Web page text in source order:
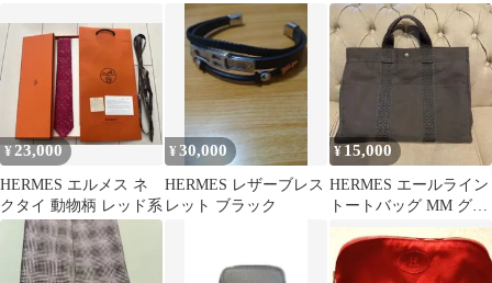
¥23,000
HERMES エルメス ネ
クタイ 動物柄 レッド系
¥30,000
HERMES レザーブレス
レット ブラック
¥15,000
HERMES エールライン
トートバッグ MM グレ
ー